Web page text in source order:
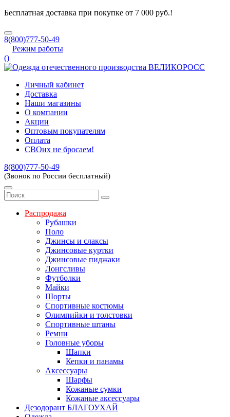
Бесплатная доставка при покупке от 7 000 руб.!
8(800)777-50-49
Режим работы
()
Личный кабинет
Доставка
Наши магазины
О компании
Акции
Оптовым покупателям
Оплата
СВОих не бросаем!
8(800)777-50-49
(Звонок по России бесплатный)
Распродажа
Рубашки
Поло
Джинсы и слаксы
Джинсовые куртки
Джинсовые пиджаки
Лонгсливы
Футболки
Майки
Шорты
Спортивные костюмы
Олимпийки и толстовки
Спортивные штаны
Ремни
Головные уборы
Шапки
Кепки и панамы
Аксессуары
Шарфы
Кожаные сумки
Кожаные аксессуары
Дезодорант БЛАГОУХАЙ